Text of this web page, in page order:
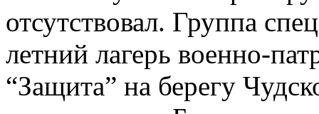
отсутствовал. Группа
летний лагерь военно-
“Защита” на берегу